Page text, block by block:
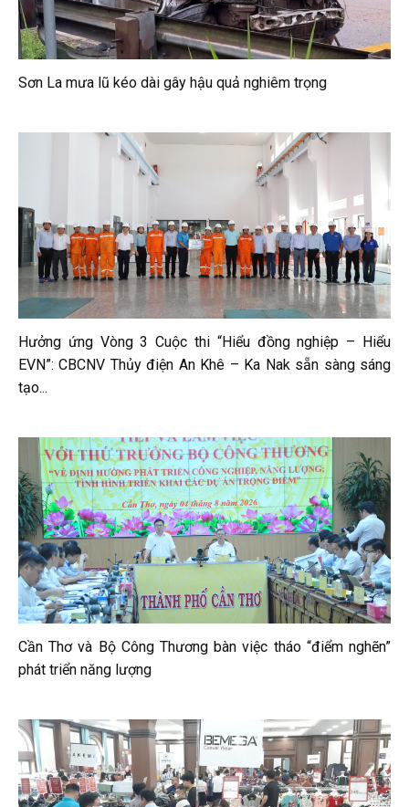
Sơn La mưa lũ kéo dài gây hậu quả nghiêm trọng
Hưởng ứng Vòng 3 Cuộc thi “Hiểu đồng nghiệp – Hiểu
EVN”: CBCNV Thủy điện An Khê – Ka Nak sẵn sàng sáng
tạo...
Cần Thơ và Bộ Công Thương bàn việc tháo “điểm nghẽn”
phát triển năng lượng